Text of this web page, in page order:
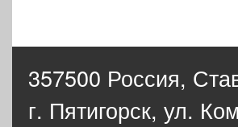
357500 Россия,
г. Пятигорск, ул.